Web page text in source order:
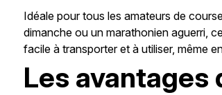
Idéale pour tous les amateurs de
dimanche ou un marathonien aguerri,
facile à transporter et à utiliser, même
Les avantages